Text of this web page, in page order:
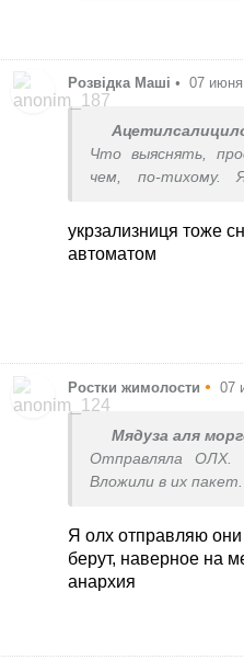
Розвідка Маші • 07
Что выяснять,
чем, по-тихому.
укрзализниця тоже
автоматом
Ростки жимолости • 07
Мядуза аля
Отправляла ОЛХ.
Вложили в их
Я олх отправляю они
берут, наверное на
анархия